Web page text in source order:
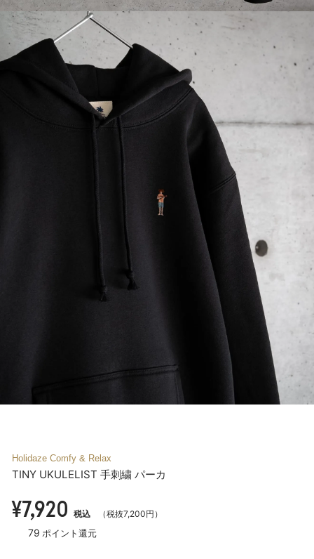
Holidaze Comfy & Relax
TINY UKULELIST 手刺繍 パーカ
¥7,920 税込 （税抜7,200円）
79 ポイント還元